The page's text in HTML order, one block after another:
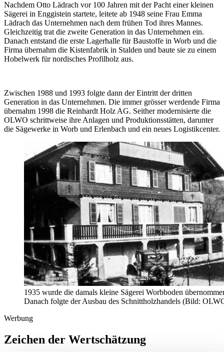
Nachdem Otto Lädrach vor 100 Jahren mit der Pacht einer kleinen
Sägerei in Enggistein startete, leitete ab 1948 seine Frau Emma
Lädrach das Unternehmen nach dem frühen Tod ihres Mannes.
Gleichzeitig trat die zweite Generation in das Unternehmen ein.
Danach entstand die erste Lagerhalle für Baustoffe in Worb und die
Firma übernahm die Kistenfabrik in Stalden und baute sie zu einem
Hobelwerk für nordisches Profilholz aus.
Zwischen 1988 und 1993 folgte dann der Eintritt der dritten
Generation in das Unternehmen. Die immer grösser werdende Firma
übernahm 1998 die Reinhardt Holz AG. Seither modernisierte die
OLWO schrittweise ihre Anlagen und Produktionsstätten, darunter
die Sägewerke in Worb und Erlenbach und ein neues Logistikcenter.
1935 wurde die damals kleine Sägerei Worbboden
Danach folgte der Ausbau des Schnittholzhandels (Bild:
Werbung
Zeichen der Wertschätzung